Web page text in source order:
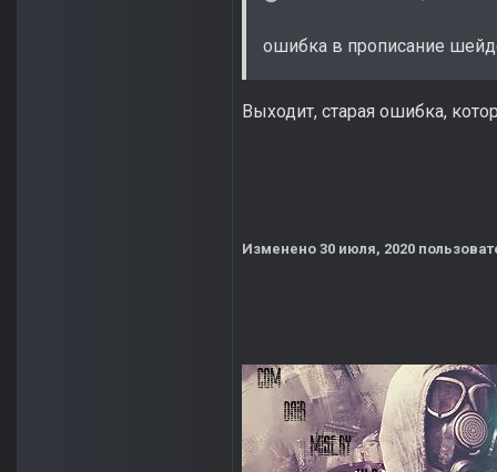
ошибка в прописание
Выходит, старая ошибка,
Изменено 30 июля, 2020